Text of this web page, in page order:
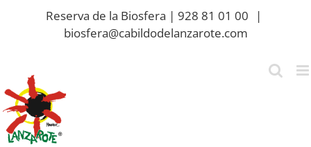
Reserva de la Biosfera | 928 81 01 00
|
biosfera@cabildodelanzarote.com